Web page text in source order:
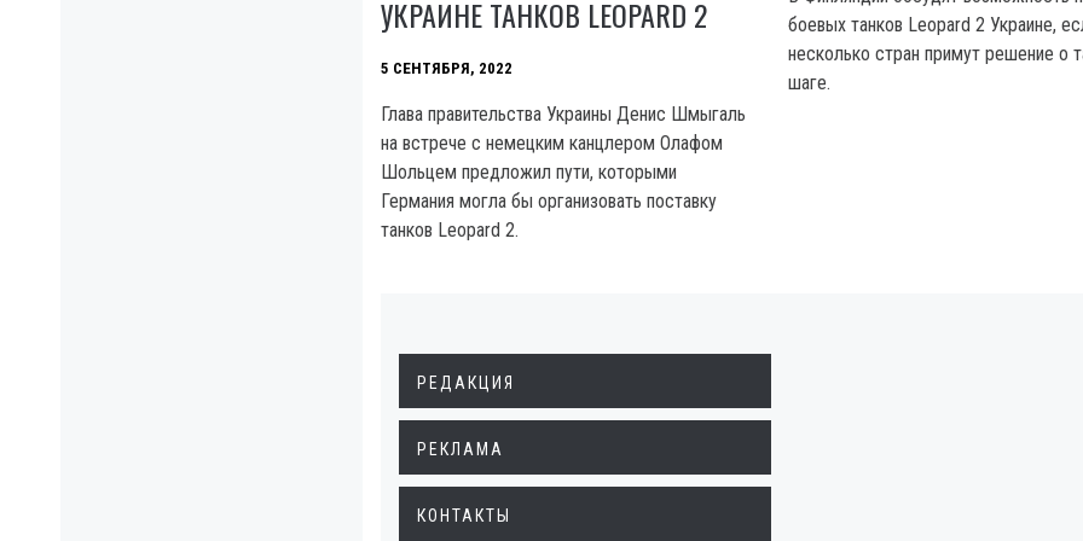
боевых танков Leopard 2 Украине,
несколько стран примут решение о
шаге.
УКРАИНЕ ТАНКОВ LEOPARD 2
5 СЕНТЯБРЯ, 2022
Глава правительства Украины Денис Шмыгаль
на встрече с немецким канцлером Олафом
Шольцем предложил пути, которыми
Германия могла бы организовать поставку
танков Leopard 2.
РЕДАКЦИЯ
РЕКЛАМА
КОНТАКТЫ